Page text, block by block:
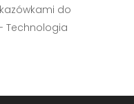
do
Technologia